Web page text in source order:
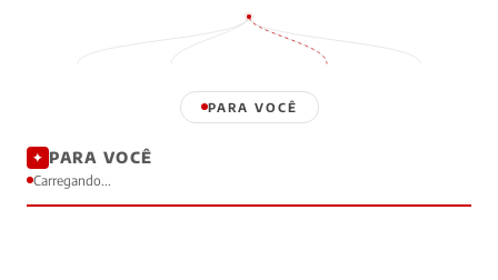
PARA VOCÊ
✦ PARA VOCÊ
Carregando...